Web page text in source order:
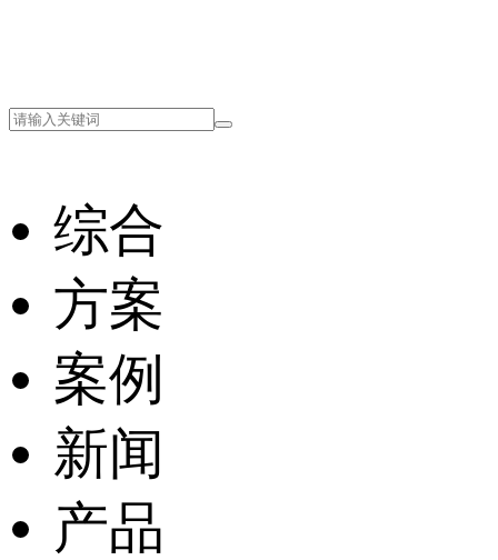
综合
方案
案例
新闻
产品